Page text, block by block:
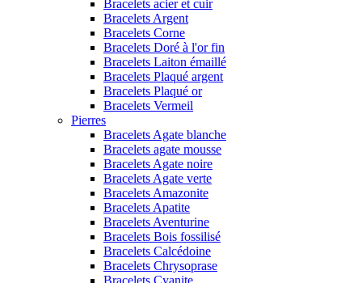
Bracelets acier et cuir
Bracelets Argent
Bracelets Corne
Bracelets Doré à l'or fin
Bracelets Laiton émaillé
Bracelets Plaqué argent
Bracelets Plaqué or
Bracelets Vermeil
Pierres
Bracelets Agate blanche
Bracelets agate mousse
Bracelets Agate noire
Bracelets Agate verte
Bracelets Amazonite
Bracelets Apatite
Bracelets Aventurine
Bracelets Bois fossilisé
Bracelets Calcédoine
Bracelets Chrysoprase
Bracelets Cyanite